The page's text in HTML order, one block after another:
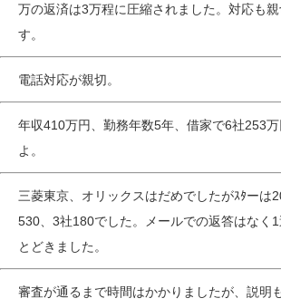
万の返済は3万程に圧縮されました。対応も
す。
電話対応が親切。
年収410万円、勤務年数5年、借家で6社253
よ。
三菱東京、オリックスはだめでしたがｽﾀーは
530、3社180でした。メールでの返答はなく
とどきました。
審査が通るまで時間はかかりましたが、説明